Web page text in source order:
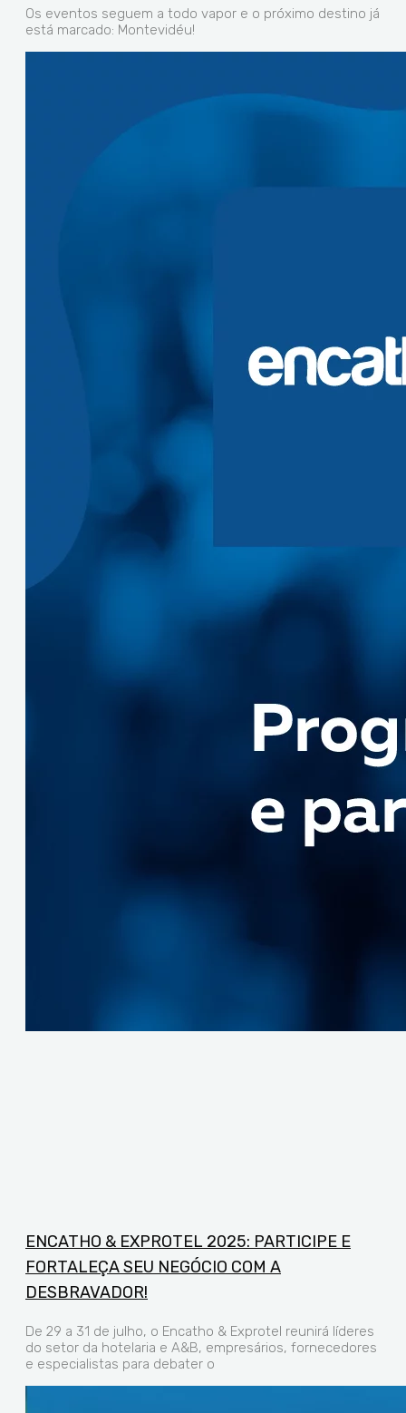
Os eventos seguem a todo vapor e o próximo destino já
está marcado: Montevidéu!
ENCATHO & EXPROTEL 2025: PARTICIPE E
FORTALEÇA SEU NEGÓCIO COM A
DESBRAVADOR!
De 29 a 31 de julho, o Encatho & Exprotel reunirá líderes
do setor da hotelaria e A&B, empresários, fornecedores
e especialistas para debater o